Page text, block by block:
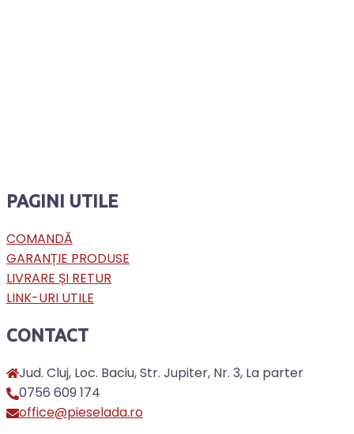
PAGINI UTILE
COMANDĂ
GARANȚIE PRODUSE
LIVRARE ȘI RETUR
LINK-URI UTILE
CONTACT
Jud. Cluj, Loc. Baciu, Str. Jupiter, Nr. 3, La parter
0756 609 174
office@pieselada.ro